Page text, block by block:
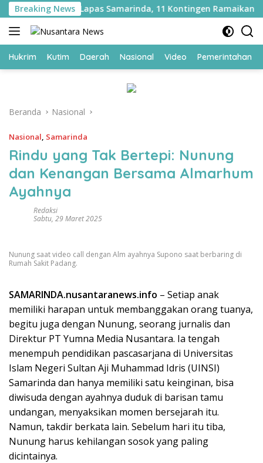
Langsung
ke
konten
Breaking News
WBP di Lapas Samarinda, 11 Kontingen Ramaikan HUT
Hukrim Kutim Daerah Nasional Video Pemerintahan
Beranda Nasional
Nasional, Samarinda
Rindu yang Tak Bertepi: Nunung
dan Kenangan Bersama Almarhum
Ayahnya
Redaksi
Sabtu, 29 Maret 2025
Nunung saat video call dengan Alm ayahnya Supono saat berbaring di
Rumah Sakit Padang.
SAMARINDA.nusantaranews.info – Setiap anak
memiliki harapan untuk membanggakan orang tuanya,
begitu juga dengan Nunung, seorang jurnalis dan
Direktur PT Yumna Media Nusantara. Ia tengah
menempuh pendidikan pascasarjana di Universitas
Islam Negeri Sultan Aji Muhammad Idris (UINSI)
Samarinda dan hanya memiliki satu keinginan, bisa
diwisuda dengan ayahnya duduk di barisan tamu
undangan, menyaksikan momen bersejarah itu.
Namun, takdir berkata lain. Sebelum hari itu tiba,
Nunung harus kehilangan sosok yang paling
dicintainya.